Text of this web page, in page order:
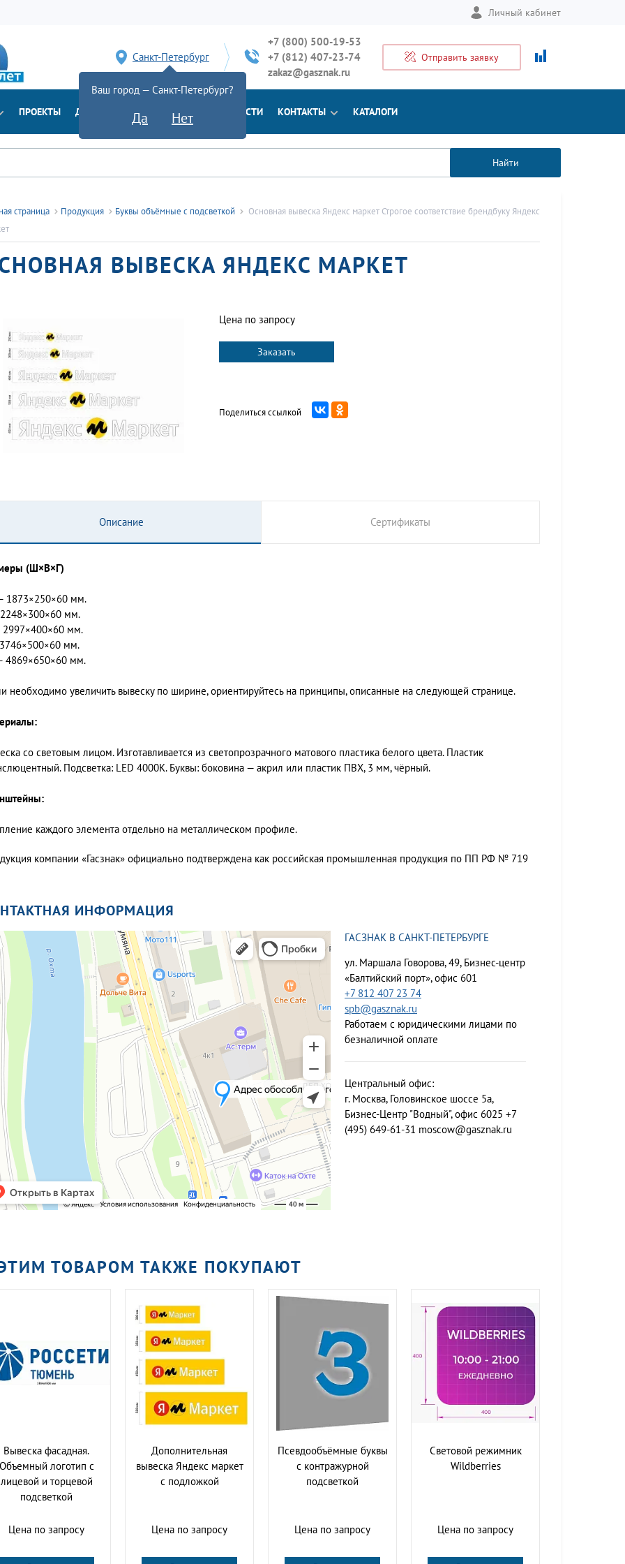
Личный кабинет
Санкт-Петербург
Ваш город — Санкт-Петербург?
Да Нет
+7 (800) 500-19-53
+7 (812) 407-23-74
zakaz@gasznak.ru
Отправить заявку
ПРОЕКТЫ ДОСТАВКА ДОКУМЕНТЫ НОВОСТИ КОНТАКТЫ КАТАЛОГИ
Найти
страница Продукция Буквы объёмные с подсветкой
Основная вывеска Яндекс маркет Строгое соответствие брендбуку Яндекс
ВЫВЕСКА ЯНДЕКС МАРКЕТ
Цена по запросу
Заказать
Поделиться ссылкой
Описание Сертификаты
(Ш×В×Г)
1873×250×60 мм.
мм.
мм.
мм.
4869×650×60 мм.
необходимо увеличить вывеску по ширине, ориентируйтесь на принципы, описанные на следующей странице.
со световым лицом. Изготавливается из светопрозрачного матового пластика белого цвета. Пластик
Подсветка: LED 4000K. Буквы: боковина — акрил или пластик ПВХ, 3 мм, чёрный.
каждого элемента отдельно на металлическом профиле.
компании «Гасзнак» официально подтверждена как российская промышленная продукция по ПП РФ № 719
ИНФОРМАЦИЯ
ГАСЗНАК В САНКТ-ПЕТЕРБУРГЕ
ул. Маршала Говорова, 49, Бизнес-центр
«Балтийский порт», офис 601
+7 812 407 23 74
spb@gasznak.ru
Работаем с юридическими лицами по
безналичной оплате
Центральный офис:
г. Москва, Головинское шоссе 5а,
Бизнес-Центр "Водный", офис 6025 +7
(495) 649-61-31 moscow@gasznak.ru
ТОВАРОМ ТАКЖЕ ПОКУПАЮТ
Вывеска фасадная.
логотип с
лицевой и торцевой
подсветкой
Цена по запросу
Дополнительная
вывеска Яндекс маркет
с подложкой
Цена по запросу
Псевдообъёмные буквы
с контражурной
подсветкой
Цена по запросу
Световой режимник
Wildberries
Цена по запросу